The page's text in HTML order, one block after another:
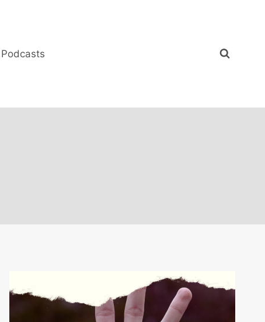
Podcasts